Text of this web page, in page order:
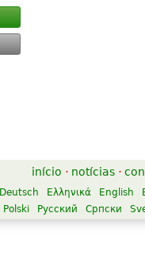
início · notícias ·
Deutsch Ελληνικά English
Polski Русский Српски